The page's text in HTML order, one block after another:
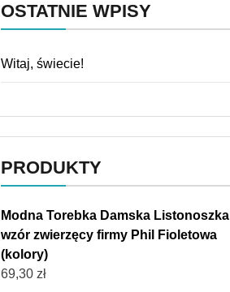
OSTATNIE WPISY
Witaj, świecie!
PRODUKTY
Modna Torebka Damska Listonoszka
wzór zwierzęcy firmy Phil Fioletowa
(kolory)
69,30 zł